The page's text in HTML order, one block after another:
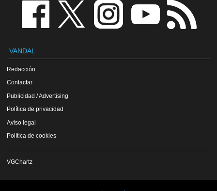
VANDAL
Redacción
Contactar
Publicidad / Advertising
Política de privacidad
Aviso legal
Política de cookies
VGChartz